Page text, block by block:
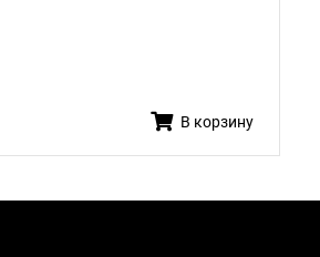
В корзину